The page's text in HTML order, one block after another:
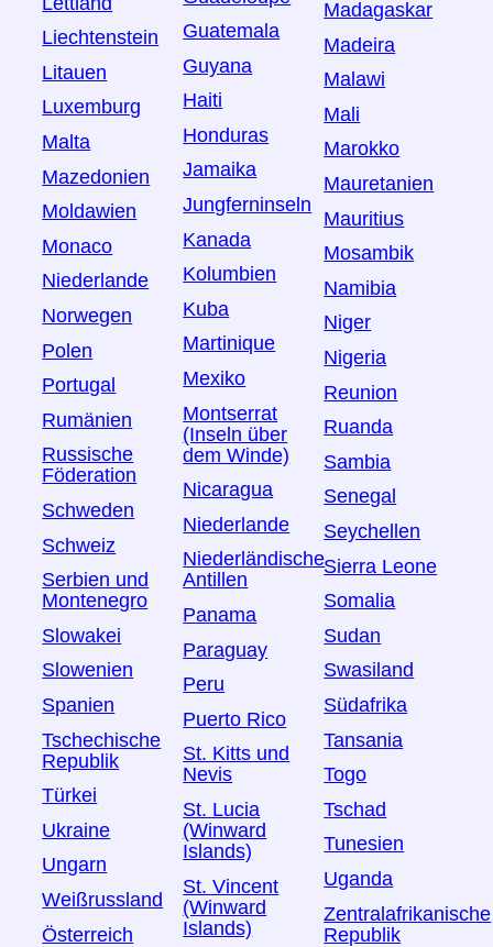
Liechtenstein
Litauen
Luxemburg
Malta
Mazedonien
Moldawien
Monaco
Niederlande
Norwegen
Polen
Portugal
Rumänien
Russische
Föderation
Schweden
Schweiz
Serbien und
Montenegro
Slowakei
Slowenien
Spanien
Tschechische
Republik
Türkei
Ukraine
Ungarn
Weißrussland
Österreich
Guatemala
Guyana
Haiti
Honduras
Jamaika
Jungferninseln
Kanada
Kolumbien
Kuba
Martinique
Mexiko
Montserrat
(Inseln über
dem Winde)
Nicaragua
Niederlande
Niederländische
Antillen
Panama
Paraguay
Peru
Puerto Rico
St. Kitts und
Nevis
St. Lucia
(Winward
Islands)
St. Vincent
(Winward
Islands)
Madagaskar
Madeira
Malawi
Mali
Marokko
Mauretanien
Mauritius
Mosambik
Namibia
Niger
Nigeria
Reunion
Ruanda
Sambia
Senegal
Seychellen
Sierra Leone
Somalia
Sudan
Swasiland
Südafrika
Tansania
Togo
Tschad
Tunesien
Uganda
Zentralafrikanische
Republik